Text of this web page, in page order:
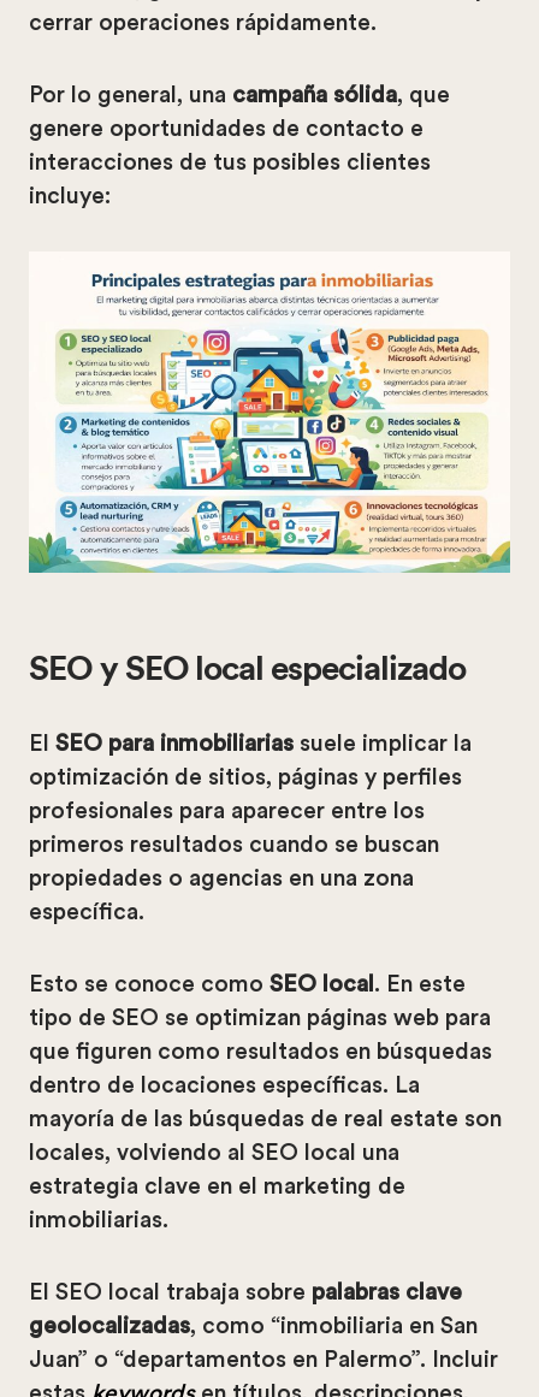
cerrar operaciones rápidamente.
Por lo general, una campaña sólida, que
genere oportunidades de contacto e
interacciones de tus posibles clientes
incluye:
SEO y SEO local especializado
El SEO para inmobiliarias suele implicar la
optimización de sitios, páginas y perfiles
profesionales para aparecer entre los
primeros resultados cuando se buscan
propiedades o agencias en una zona
específica.
Esto se conoce como SEO local . En este
tipo de SEO se optimizan páginas web para
que figuren como resultados en búsquedas
dentro de locaciones específicas. La
mayoría de las búsquedas de real estate son
locales, volviendo al SEO local una
estrategia clave en el marketing de
inmobiliarias.
El SEO local trabaja sobre palabras clave
geolocalizadas, como “inmobiliaria en San
Juan” o “departamentos en Palermo”. Incluir